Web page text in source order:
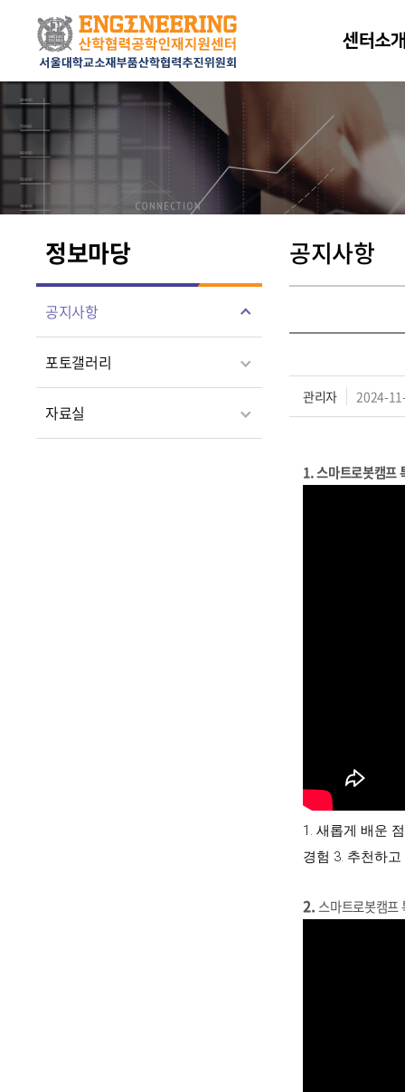
센터소
정보마당
공지사항
포토갤러리
자료실
공지사항
관리자 2024-
1. 스마트로봇캠프
1. 새롭게 배운
경험 3. 추천하
2.스마트로봇캠프